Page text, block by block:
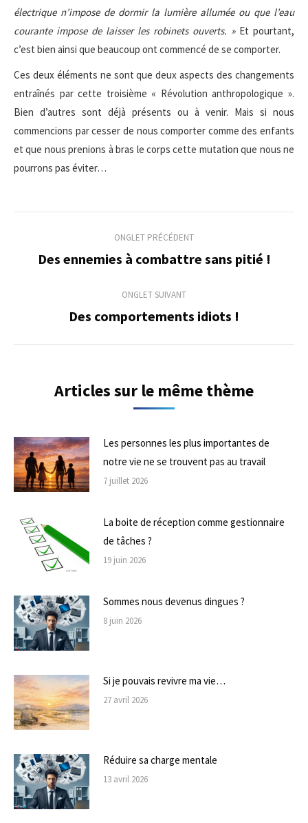
électrique n’impose de dormir la lumière allumée ou que l’eau
courante impose de laisser les robinets ouverts. » Et pourtant,
c’est bien ainsi que beaucoup ont commencé de se comporter.
Ces deux éléments ne sont que deux aspects des changements
entraînés par cette troisième « Révolution anthropologique ».
Bien d’autres sont déjà présents ou à venir. Mais si nous
commencions par cesser de nous comporter comme des enfants
et que nous prenions à bras le corps cette mutation que nous ne
pourrons pas éviter…
commentaire
ONGLET PRÉCÉDENT
Onglet
Des ennemies à combattre sans pitié !
ONGLET SUIVANT
Onglet
Des comportements idiots !
Articles sur le même thème
Les personnes les plus importantes de
notre vie ne se trouvent pas au travail
7 juillet 2026
La boite de réception comme gestionnaire
de tâches ?
19 juin 2026
Sommes nous devenus dingues ?
8 juin 2026
Si je pouvais revivre ma vie…
27 avril 2026
Réduire sa charge mentale
13 avril 2026